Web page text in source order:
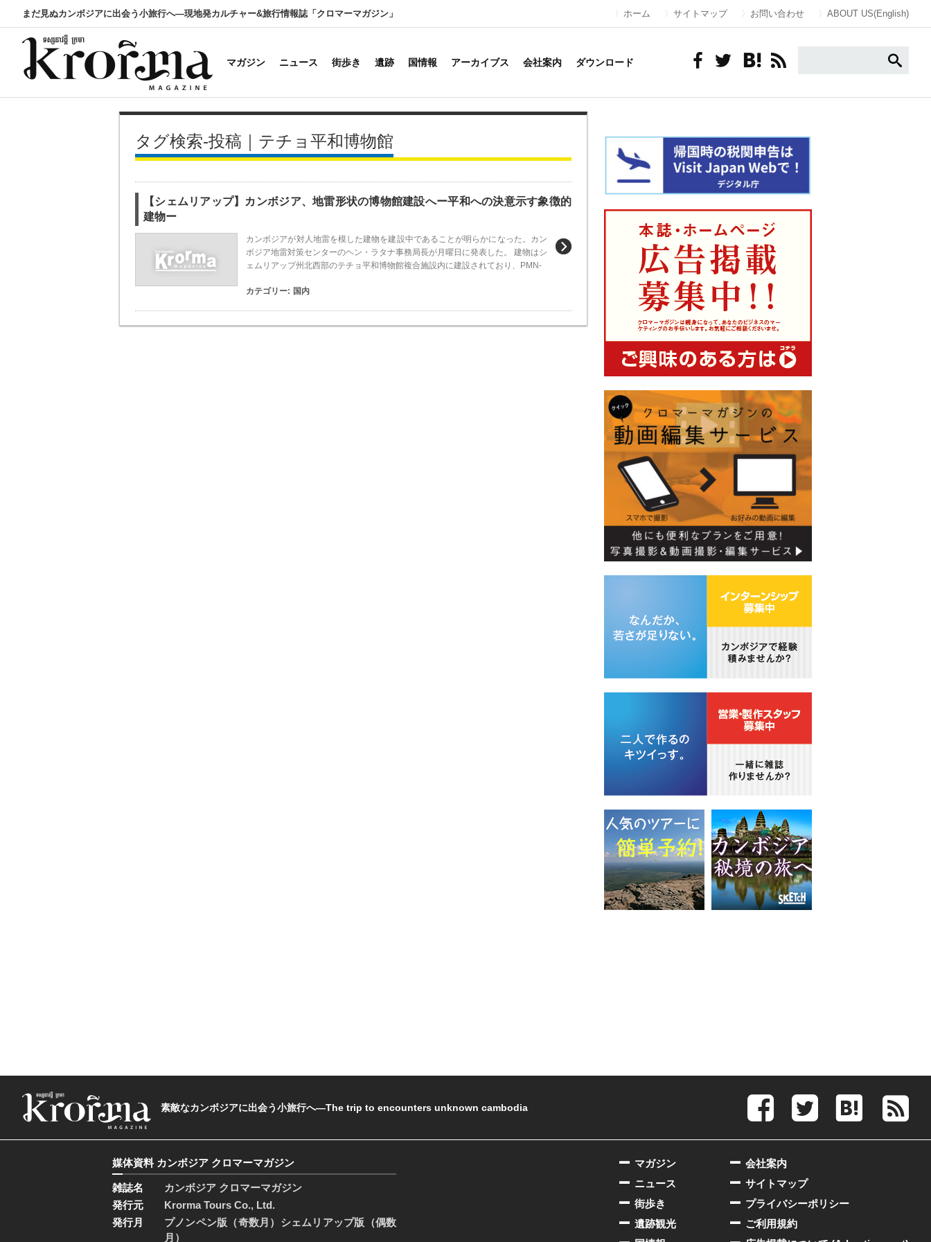
まだ見ぬカンボジアに出会う小旅行へ―現地発カルチャー&旅行情報誌「クロマーマガジン」 ホーム サイトマップ お問い合わせ ABOUT US(English)
マガジン ニュース 街歩き 遺跡 国情報 アーカイブス 会社案内 ダウンロード
タグ検索-投稿｜テチョ平和博物館
【シェムリアップ】カンボジア、地雷形状の博物館建設へー平和への決意示す象徴的
建物ー
カンボジアが対人地雷を模した建物を建設中であることが明らかになった。カン
ボジア地雷対策センターのヘン・ラタナ事務局長が月曜日に発表した。 建物はシ
ェムリアップ州北西部のテチョ平和博物館複合施設内に建設されており、PMN-
カテゴリー: 国内
素敵なカンボジアに出会う小旅行へ―The trip to encounters unknown cambodia
媒体資料 カンボジア クロマーマガジン
雑誌名
カンボジア クロマーマガジン
発行元
Krorma Tours Co., Ltd.
発行月
プノンペン版（奇数月）シェムリアップ版（偶数
月）
会社案内
サイトマップ
プライバシーポリシー
ご利用規約
マガジン
ニュース
街歩き
遺跡観光